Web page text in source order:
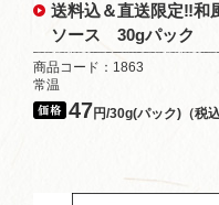
送料込＆直送限定‼和
ソース 30gパック
商品コード：1863
常温
47円/30g(パック)（税